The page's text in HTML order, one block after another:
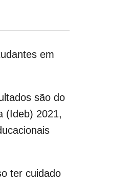
em
são do
(Ideb) 2021,
ter cuidado